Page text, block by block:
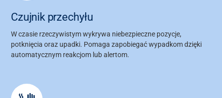
Czujnik przechyłu
W czasie rzeczywistym wykrywa niebezpieczne pozycje,
potknięcia oraz upadki. Pomaga zapobiegać wypadkom dzięki
automatycznym reakcjom lub alertom.